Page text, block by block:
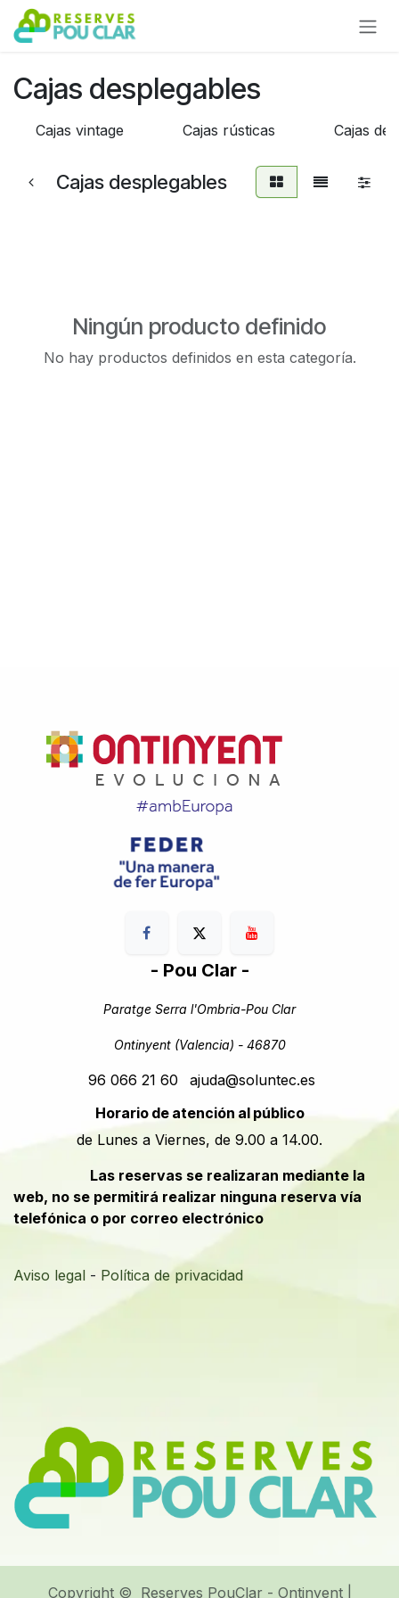
Ir al contenido
Cajas desplegables
Cajas vintage Cajas rústicas Cajas de
Cajas desplegables
Ningún producto definido
No hay productos definidos en esta categoría.
- Pou Clar -
Paratge Serra l'Ombria-Pou Clar
Ontinyent (Valencia) - 46870
96 066 21 60
ajuda@soluntec.es
Horario de atención al público
de Lunes a Viernes, de 9.00 a 14.00.
​​Las reservas se realizaran mediante la
web, no se permitirá realizar ninguna reserva vía
telefónica o por correo electrónico
Aviso legal - Política de privacidad
Copyright © Reserves PouClar - Ontinyent |